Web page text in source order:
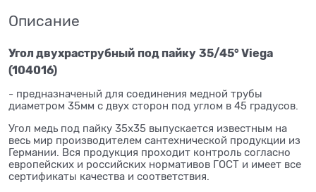
Описание
Угол двухраструбный под пайку 35/45° Viega
(104016)
- предназначеный для соединения медной трубы
диаметром 35мм с двух сторон под углом в 45 градусов.
Угол медь под пайку 35x35 выпускается известным на
весь мир производителем сантехнической продукции из
Германии. Вся продукция проходит контроль согласно
европейских и российских нормативов ГОСТ и имеет все
сертификаты качества и соответствия.